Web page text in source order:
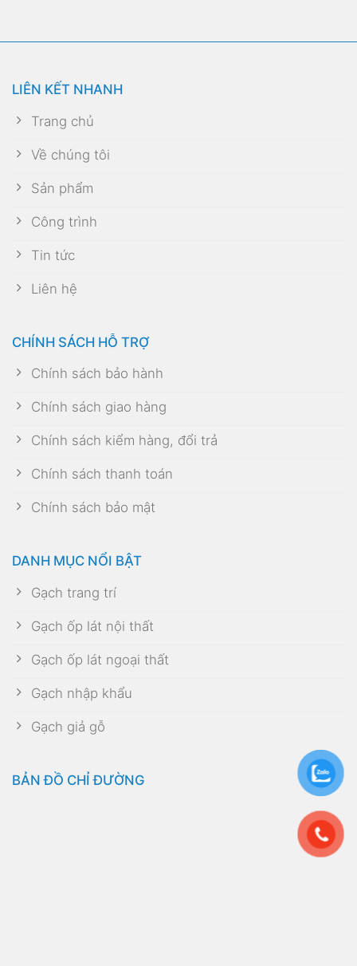
LIÊN KẾT NHANH
Trang chủ
Về chúng tôi
Sản phẩm
Công trình
Tin tức
Liên hệ
CHÍNH SÁCH HỖ TRỢ
Chính sách bảo hành
Chính sách giao hàng
Chính sách kiểm hàng, đổi trả
Chính sách thanh toán
Chính sách bảo mật
DANH MỤC NỔI BẬT
Gạch trang trí
Gạch ốp lát nội thất
Gạch ốp lát ngoại thất
Gạch nhập khẩu
Gạch giả gỗ
BẢN ĐỒ CHỈ ĐƯỜNG